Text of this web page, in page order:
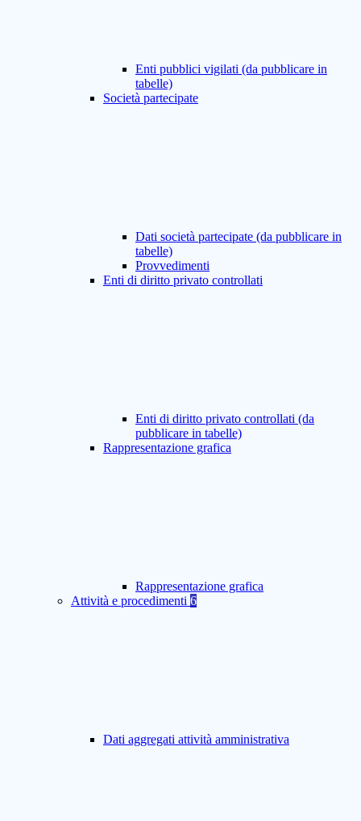
Enti pubblici vigilati (da pubblicare in
tabelle)
Società partecipate
Dati società partecipate (da pubblicare in
tabelle)
Provvedimenti
Enti di diritto privato controllati
Enti di diritto privato controllati (da
pubblicare in tabelle)
Rappresentazione grafica
Rappresentazione grafica
Attività e procedimenti 6
Dati aggregati attività amministrativa